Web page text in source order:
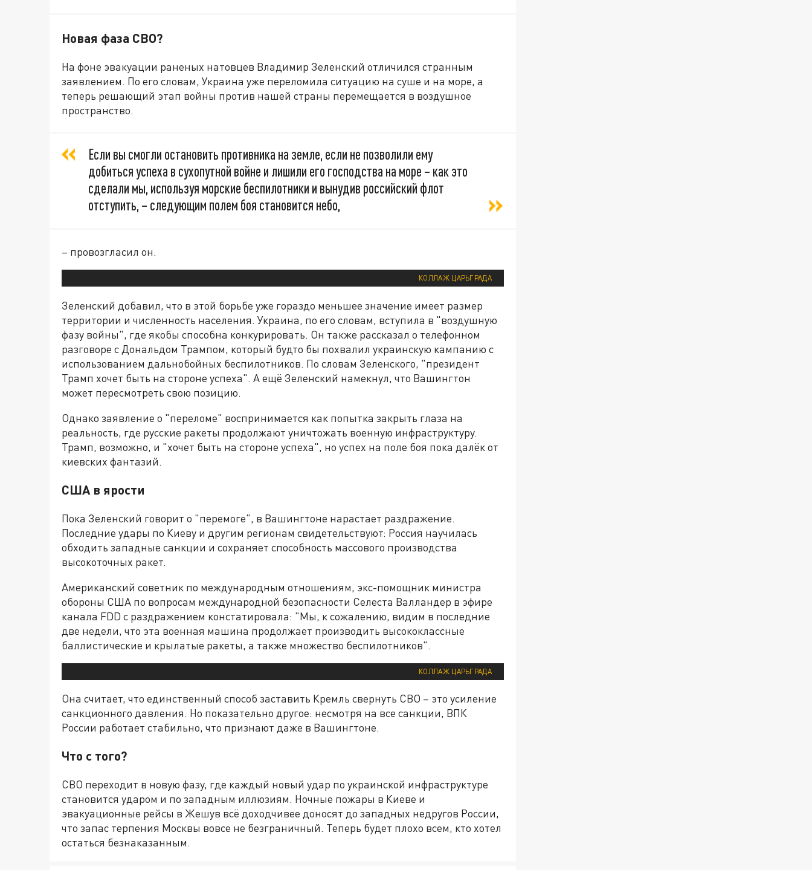
Новая фаза СВО?
На фоне эвакуации раненых натовцев Владимир Зеленский отличился странным
заявлением. По его словам, Украина уже переломила ситуацию на суше и на море, а
теперь решающий этап войны против нашей страны перемещается в воздушное
пространство.
Если вы смогли остановить противника на земле, если не позволили ему
добиться успеха в сухопутной войне и лишили его господства на море – как это
сделали мы, используя морские беспилотники и вынудив российский флот
отступить, – следующим полем боя становится небо,
– провозгласил он.
КОЛЛАЖ ЦАРЬГРАДА
Зеленский добавил, что в этой борьбе уже гораздо меньшее значение имеет размер
территории и численность населения. Украина, по его словам, вступила в "воздушную
фазу войны", где якобы способна конкурировать. Он также рассказал о телефонном
разговоре с Дональдом Трампом, который будто бы похвалил украинскую кампанию с
использованием дальнобойных беспилотников. По словам Зеленского, "президент
Трамп хочет быть на стороне успеха". А ещё Зеленский намекнул, что Вашингтон
может пересмотреть свою позицию.
Однако заявление о "переломе" воспринимается как попытка закрыть глаза на
реальность, где русские ракеты продолжают уничтожать военную инфраструктуру.
Трамп, возможно, и "хочет быть на стороне успеха", но успех на поле боя пока далёк от
киевских фантазий.
США в ярости
Пока Зеленский говорит о "перемоге", в Вашингтоне нарастает раздражение.
Последние удары по Киеву и другим регионам свидетельствуют: Россия научилась
обходить западные санкции и сохраняет способность массового производства
высокоточных ракет.
Американский советник по международным отношениям, экс-помощник министра
обороны США по вопросам международной безопасности Селеста Валландер в эфире
канала FDD с раздражением констатировала: "Мы, к сожалению, видим в последние
две недели, что эта военная машина продолжает производить высококлассные
баллистические и крылатые ракеты, а также множество беспилотников".
КОЛЛАЖ ЦАРЬГРАДА
Она считает, что единственный способ заставить Кремль свернуть СВО – это усиление
санкционного давления. Но показательно другое: несмотря на все санкции, ВПК
России работает стабильно, что признают даже в Вашингтоне.
Что с того?
СВО переходит в новую фазу, где каждый новый удар по украинской инфраструктуре
становится ударом и по западным иллюзиям. Ночные пожары в Киеве и
эвакуационные рейсы в Жешув всё доходчивее доносят до западных недругов России,
что запас терпения Москвы вовсе не безграничный. Теперь будет плохо всем, кто хотел
остаться безнаказанным.